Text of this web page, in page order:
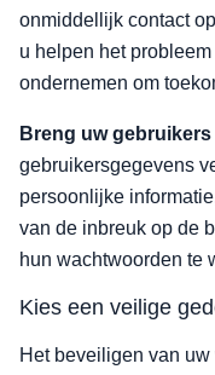
onmiddellijk contact
u helpen het
ondernemen om
Breng uw
gebruikersgegevens
persoonlijke
van de inbreuk op de
hun wachtwoorden te
Kies een veilige
Het beveiligen van